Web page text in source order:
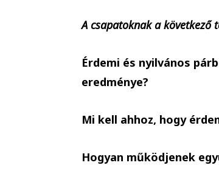
A csapatoknak a
Érdemi és nyilvános
eredménye?
Mi kell ahhoz, hogy
Hogyan működjenek